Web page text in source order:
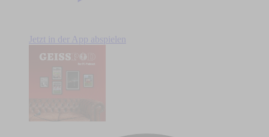
Jetzt in der App abspielen